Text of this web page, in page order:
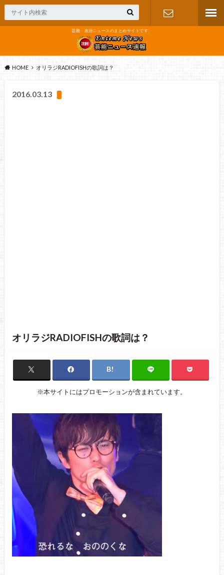
芸能・政治ニュースのまとめサイトです。
HOME オリラジRADIOFISHの歌詞は？
2016.03.13
オリラジRADIOFISHの歌詞は？
※本サイトにはプロモーションが含まれています。